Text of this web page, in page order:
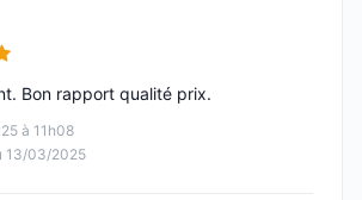
5
à 11h08
13/03/2025
Bon rapport qualité prix.